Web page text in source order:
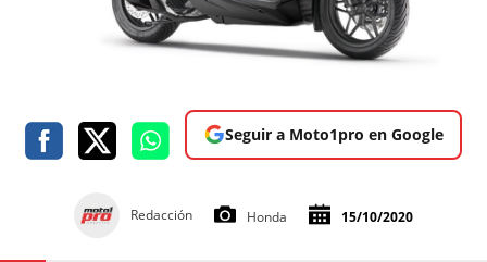
Seguir a Moto1pro en Google
Redacción Honda 15/10/2020